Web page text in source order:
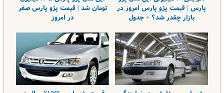
پارس | قیمت پژو پارس امروز در
بازار چقدر شد؟ + جدول
تومان شد | قیمت پژو پارس صفر
در امروز